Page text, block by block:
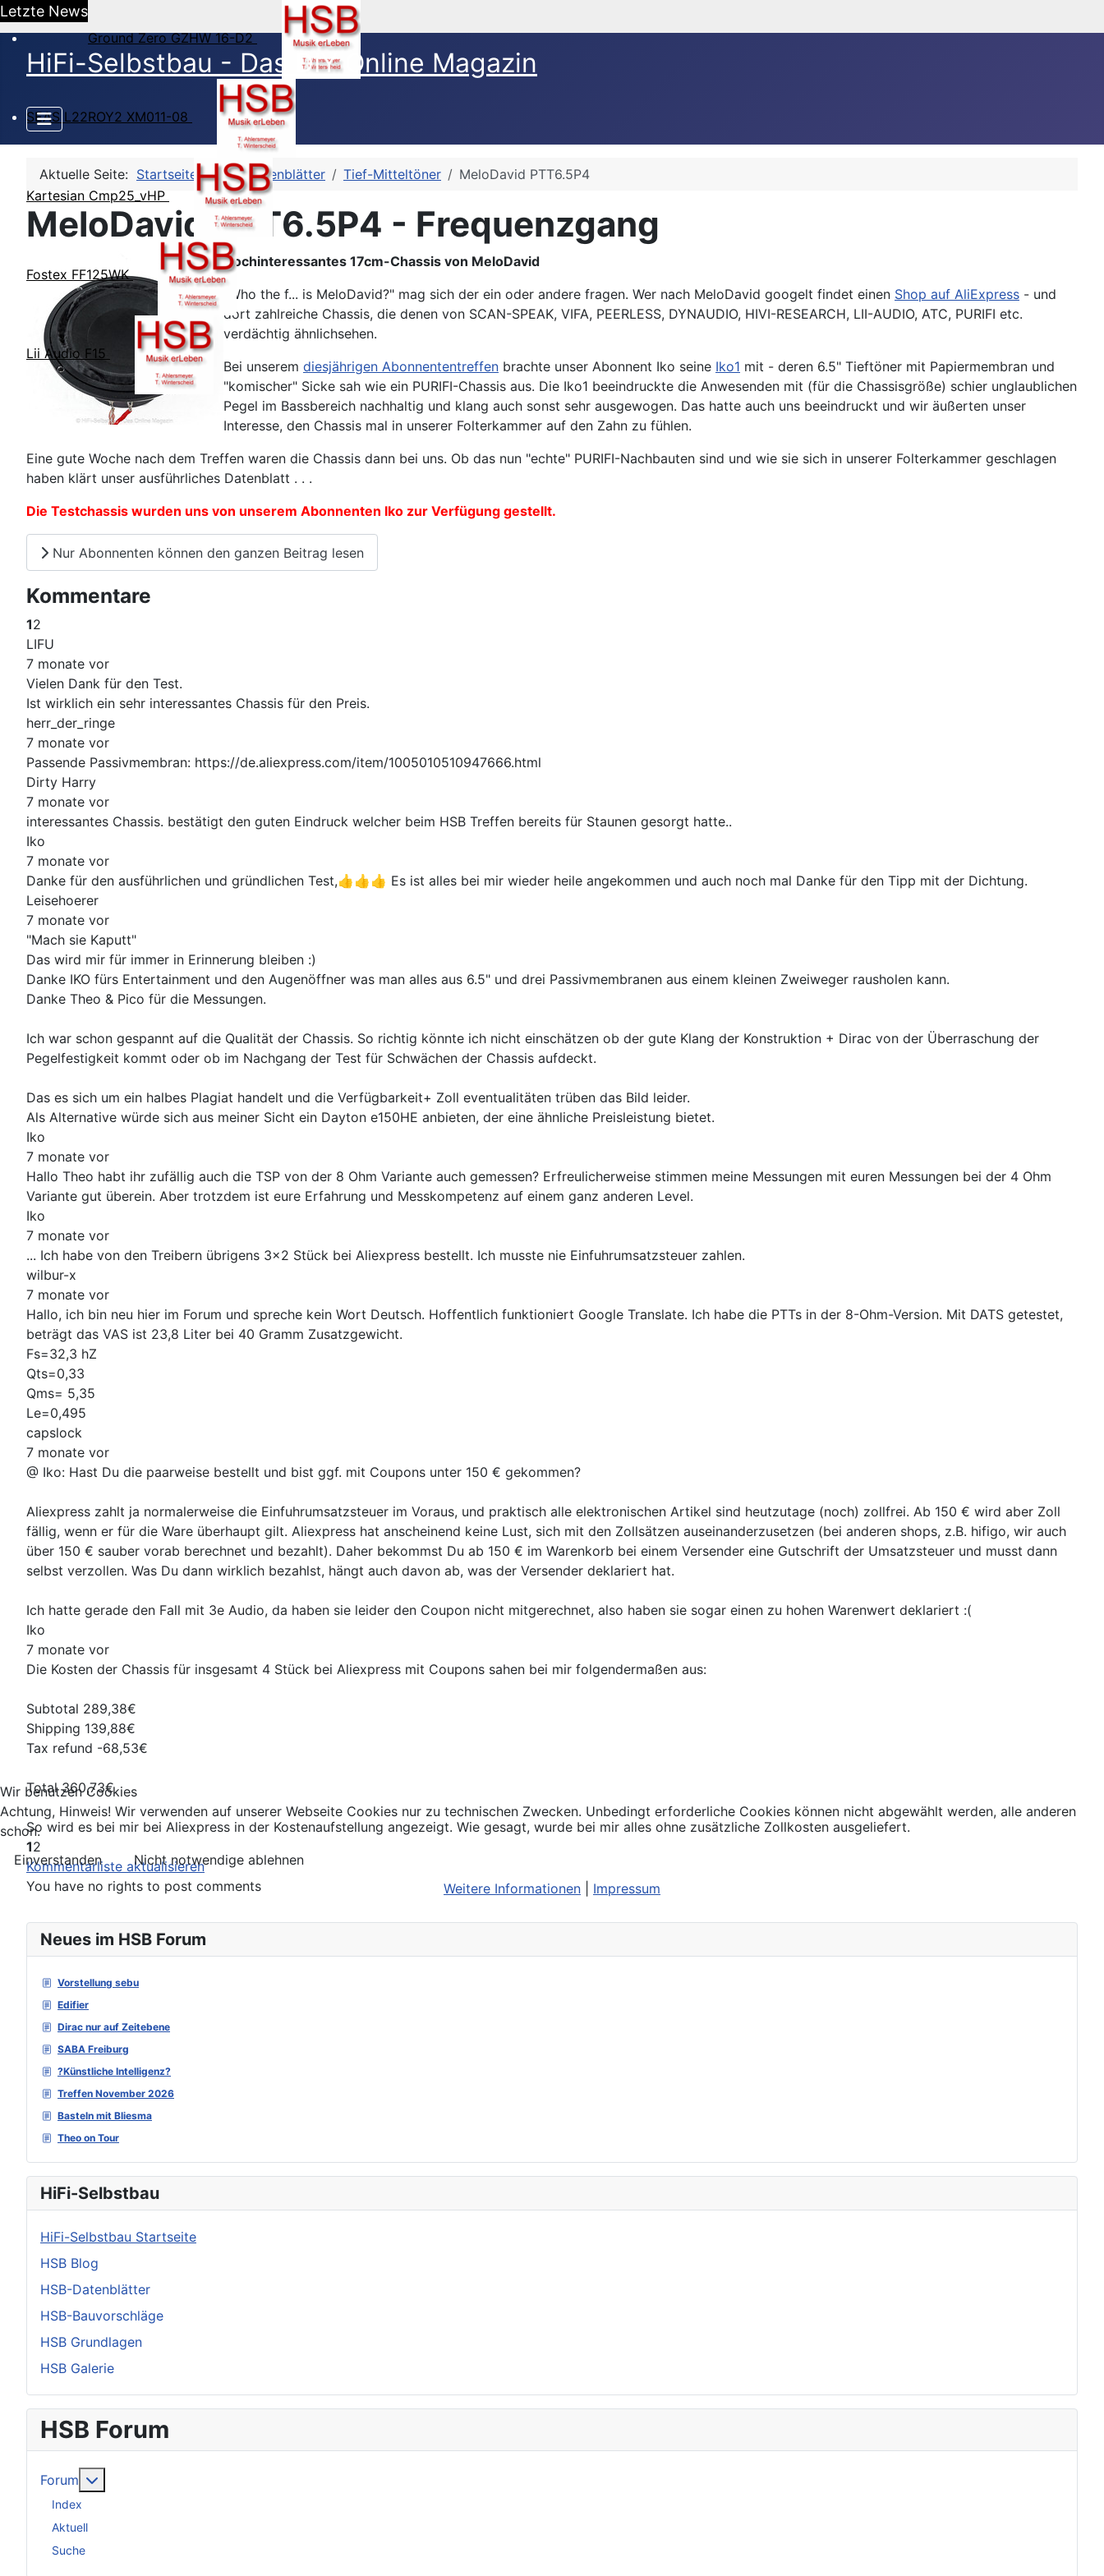
Letzte News
Ground Zero GZHW 16-D2
SEAS L22ROY2 XM011-08
Kartesian Cmp25_vHP
Fostex FF125WK
Lii Audio F15
HiFi-Selbstbau - Das DIY Online Magazin
Neues im HSB Forum
Vorstellung sebu
Edifier
Dirac nur auf Zeitebene
SABA Freiburg
?Künstliche Intelligenz?
Treffen November 2026
Basteln mit Bliesma
Theo on Tour
HiFi-Selbstbau
HiFi-Selbstbau Startseite
HSB Blog
HSB-Datenblätter
HSB-Bauvorschläge
HSB Grundlagen
HSB Galerie
HSB Forum
Forum
Index
Aktuell
Suche
Aktuelle Seite: Startseite HSB-Datenblätter Tief-Mitteltöner MeloDavid PTT6.5P4
MeloDavid PTT6.5P4 - Frequenzgang
Hochinteressantes 17cm-Chassis von MeloDavid
"Who the f... is MeloDavid?" mag sich der ein oder andere fragen. Wer nach MeloDavid googelt findet einen Shop auf AliExpress - und
dort zahlreiche Chassis, die denen von SCAN-SPEAK, VIFA, PEERLESS, DYNAUDIO, HIVI-RESEARCH, LII-AUDIO, ATC, PURIFI etc.
verdächtig ähnlichsehen.
Bei unserem diesjährigen Abonnententreffen brachte unser Abonnent Iko seine Iko1 mit - deren 6.5" Tieftöner mit Papiermembran und
"komischer" Sicke sah wie ein PURIFI-Chassis aus. Die Iko1 beeindruckte die Anwesenden mit (für die Chassisgröße) schier unglaublichen
Pegel im Bassbereich nachhaltig und klang auch sonst sehr ausgewogen. Das hatte auch uns beeindruckt und wir äußerten unser
Interesse, den Chassis mal in unserer Folterkammer auf den Zahn zu fühlen.
Eine gute Woche nach dem Treffen waren die Chassis dann bei uns. Ob das nun "echte" PURIFI-Nachbauten sind und wie sie sich in unserer Folterkammer geschlagen
haben klärt unser ausführliches Datenblatt . . .
Die Testchassis wurden uns von unserem Abonnenten Iko zur Verfügung gestellt.
Nur Abonnenten können den ganzen Beitrag lesen
Kommentare
12
LIFU
7 monate vor
Vielen Dank für den Test.
Ist wirklich ein sehr interessantes Chassis für den Preis.
herr_der_ringe
7 monate vor
Passende Passivmembran: https://de.aliexpress.com/item/1005010510947666.html
Dirty Harry
7 monate vor
interessantes Chassis. bestätigt den guten Eindruck welcher beim HSB Treffen bereits für Staunen gesorgt hatte..
Iko
7 monate vor
Danke für den ausführlichen und gründlichen Test,👍👍👍 Es ist alles bei mir wieder heile angekommen und auch noch mal Danke für den Tipp mit der Dichtung.
Leisehoerer
7 monate vor
"Mach sie Kaputt"
Das wird mir für immer in Erinnerung bleiben :)
Danke IKO fürs Entertainment und den Augenöffner was man alles aus 6.5" und drei Passivmembranen aus einem kleinen Zweiweger rausholen kann.
Danke Theo & Pico für die Messungen.
Ich war schon gespannt auf die Qualität der Chassis. So richtig könnte ich nicht einschätzen ob der gute Klang der Konstruktion + Dirac von der Überraschung der
Pegelfestigkeit kommt oder ob im Nachgang der Test für Schwächen der Chassis aufdeckt.
Das es sich um ein halbes Plagiat handelt und die Verfügbarkeit+ Zoll eventualitäten trüben das Bild leider.
Als Alternative würde sich aus meiner Sicht ein Dayton e150HE anbieten, der eine ähnliche Preisleistung bietet.
Iko
7 monate vor
Hallo Theo habt ihr zufällig auch die TSP von der 8 Ohm Variante auch gemessen? Erfreulicherweise stimmen meine Messungen mit euren Messungen bei der 4 Ohm
Variante gut überein. Aber trotzdem ist eure Erfahrung und Messkompetenz auf einem ganz anderen Level.
Iko
7 monate vor
... Ich habe von den Treibern übrigens 3x2 Stück bei Aliexpress bestellt. Ich musste nie Einfuhrumsatzsteuer zahlen.
wilbur-x
7 monate vor
Hallo, ich bin neu hier im Forum und spreche kein Wort Deutsch. Hoffentlich funktioniert Google Translate. Ich habe die PTTs in der 8-Ohm-Version. Mit DATS getestet,
beträgt das VAS ist 23,8 Liter bei 40 Gramm Zusatzgewicht.
Fs=32,3 hZ
Qts=0,33
Qms= 5,35
Le=0,495
capslock
7 monate vor
@ Iko: Hast Du die paarweise bestellt und bist ggf. mit Coupons unter 150 € gekommen?
Aliexpress zahlt ja normalerweise die Einfuhrumsatzsteuer im Voraus, und praktisch alle elektronischen Artikel sind heutzutage (noch) zollfrei. Ab 150 € wird aber Zoll
fällig, wenn er für die Ware überhaupt gilt. Aliexpress hat anscheinend keine Lust, sich mit den Zollsätzen auseinanderzusetzen (bei anderen shops, z.B. hifigo, wir auch
über 150 € sauber vorab berechnet und bezahlt). Daher bekommst Du ab 150 € im Warenkorb bei einem Versender eine Gutschrift der Umsatzsteuer und musst dann
selbst verzollen. Was Du dann wirklich bezahlst, hängt auch davon ab, was der Versender deklariert hat.
Ich hatte gerade den Fall mit 3e Audio, da haben sie leider den Coupon nicht mitgerechnet, also haben sie sogar einen zu hohen Warenwert deklariert :(
Iko
7 monate vor
Die Kosten der Chassis für insgesamt 4 Stück bei Aliexpress mit Coupons sahen bei mir folgendermaßen aus:
Subtotal 289,38€
Shipping 139,88€
Tax refund -68,53€
Total 360,73€
So wird es bei mir bei Aliexpress in der Kostenaufstellung angezeigt. Wie gesagt, wurde bei mir alles ohne zusätzliche Zollkosten ausgeliefert.
12
Kommentarliste aktualisieren
You have no rights to post comments
Wir benutzen Cookies
Achtung, Hinweis! Wir verwenden auf unserer Webseite Cookies nur zu technischen Zwecken. Unbedingt erforderliche Cookies können nicht abgewählt werden, alle anderen
schon.
Einverstanden
Nicht notwendige ablehnen
Weitere Informationen
Impressum